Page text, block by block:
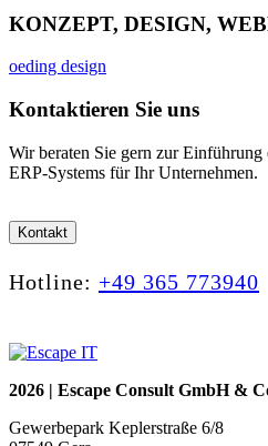
KONZEPT, DESIGN,
oeding design
Kontaktieren Sie uns
Wir beraten Sie gern zur
ERP-Systems für Ihr Unternehmen.
Kontakt
Hotline: +49 365 773940
2026 | Escape Consult GmbH &
Gewerbepark Keplerstraße 6/8